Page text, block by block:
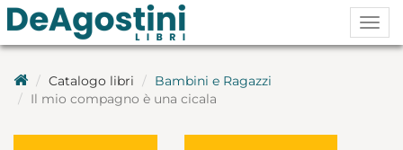
Catalogo libri
Bambini e Ragazzi
Il mio compagno è una cicala